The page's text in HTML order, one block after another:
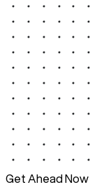
Get Ahead Now